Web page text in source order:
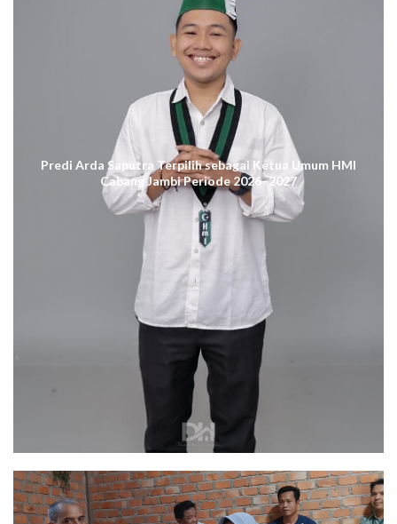
Predi Arda Saputra Terpilih sebagai Ketua Umum HMI
Cabang Jambi Periode 2026–2027